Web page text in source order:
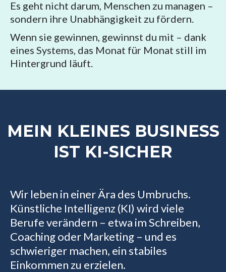
Es geht nicht darum, Menschen zu managen –
sondern ihre Unabhängigkeit zu fördern.
Wenn sie gewinnen, gewinnst du mit – dank
eines Systems, das Monat für Monat still im
Hintergrund läuft.
MEIN KLEINES BUSINESS
IST KI-SICHER
Wir leben in einer Ära des Umbruchs.
Künstliche Intelligenz (KI) wird viele
Berufe verändern – etwa im Schreiben,
Coaching oder Marketing – und es
schwieriger machen, ein stabiles
Einkommen zu erzielen.